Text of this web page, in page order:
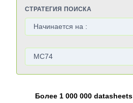
СТРАТЕГИЯ ПОИСКА
Более 1 000 000 datasheets